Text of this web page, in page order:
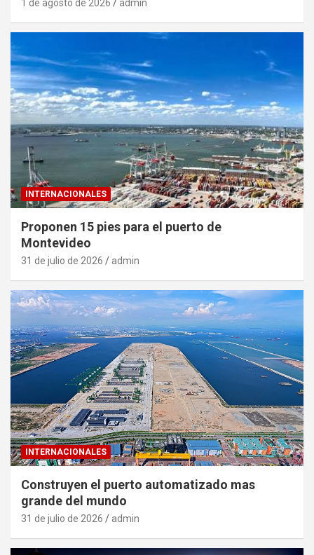
1 de agosto de 2026 admin
INTERNACIONALES
Proponen 15 pies para el puerto de
Montevideo
31 de julio de 2026 admin
INTERNACIONALES
Construyen el puerto automatizado mas
grande del mundo
31 de julio de 2026 admin